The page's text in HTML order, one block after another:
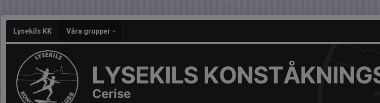
Lysekils KK Våra grupper
LYSEKILS
Cerise